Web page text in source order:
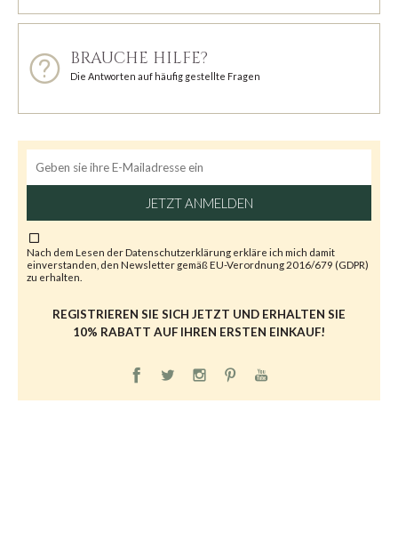
BRAUCHE HILFE?
Die Antworten auf häufig gestellte Fragen
JETZT ANMELDEN
Nach dem Lesen derDatenschutzerklärung erkläre ich mich damit
einverstanden, den Newsletter gemäß EU-Verordnung 2016/679 (GDPR)
zu erhalten.
REGISTRIEREN SIE SICH JETZT UND ERHALTEN SIE
10% RABATT AUF IHREN ERSTEN EINKAUF!